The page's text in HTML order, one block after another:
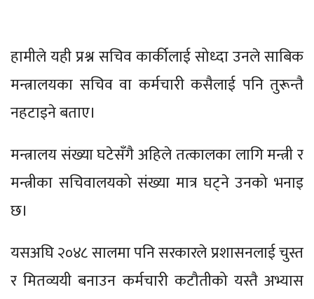
हामीले यही प्रश्न सचिव कार्कीलाई सोध्दा उनले साबिक
मन्त्रालयका सचिव वा कर्मचारी कसैलाई पनि तुरून्तै
नहटाइने बताए।
मन्त्रालय संख्या घटेसँगै अहिले तत्कालका लागि मन्त्री र
मन्त्रीका सचिवालयको संख्या मात्र घट्ने उनको भनाइ
छ।
यसअघि २०४८ सालमा पनि सरकारले प्रशासनलाई चुस्त
र मितव्ययी बनाउन कर्मचारी कटौतीको यस्तै अभ्यास